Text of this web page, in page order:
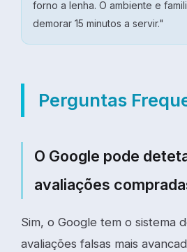
forno a lenha. O ambiente e
demorar 15 minutos a servir."
Perguntas
O Google pode
avaliações
Sim, o Google tem o sistema
avaliações falsas mais